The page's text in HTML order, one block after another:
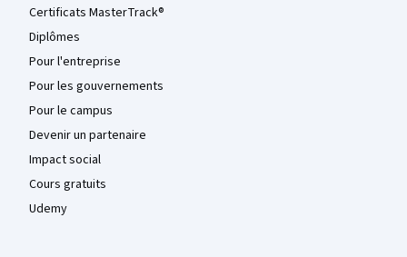
Certificats MasterTrack®
Diplômes
Pour l'entreprise
Pour les gouvernements
Pour le campus
Devenir un partenaire
Impact social
Cours gratuits
Udemy